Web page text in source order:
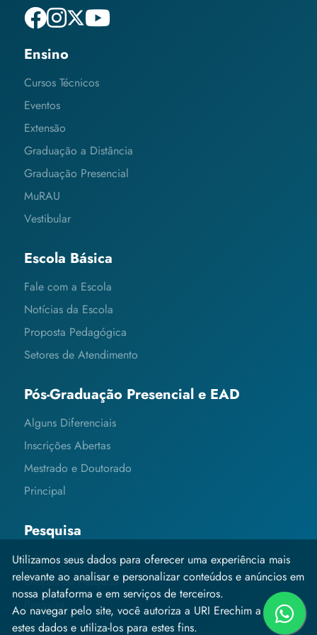
Ensino
Cursos Técnicos
Eventos
Extensão
Graduação a Distância
Graduação Presencial
MuRAU
Vestibular
Escola Básica
Fale com a Escola
Notícias da Escola
Proposta Pedagógica
Setores de Atendimento
Pós-Graduação Presencial e EAD
Alguns Diferenciais
Inscrições Abertas
Mestrado e Doutorado
Principal
Pesquisa
Editais e Informações
Grupos de Pesquisa
Pesquisa
Utilizamos seus dados para oferecer uma experiência mais
relevante ao analisar e personalizar conteúdos e anúncios em
nossa plataforma e em serviços de terceiros.
Ao navegar pelo site, você autoriza a URI Erechim a coletar
estes dados e utiliza-los para estes fins.